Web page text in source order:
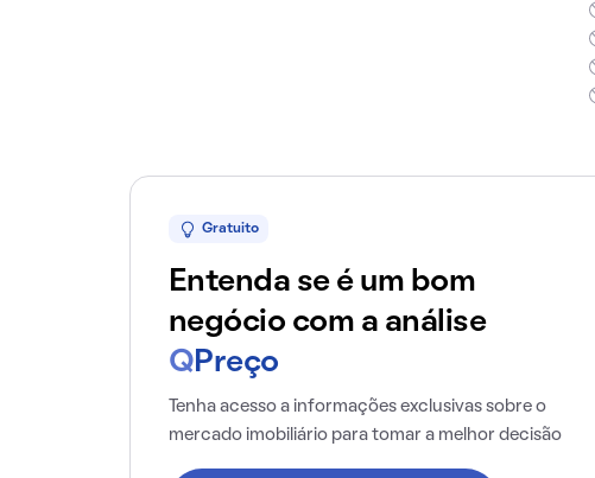
Gratuito
Entenda se é um bom
negócio com a análise
Q Preço
Tenha acesso a informações exclusivas sobre o
mercado imobiliário para tomar a melhor decisão